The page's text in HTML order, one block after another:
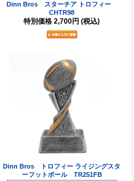
Dinn Bros スターチア トロフィー
CHTR98
特別価格 2,700円 (税込)
Dinn Bros トロフィー ライジングスタ
ーフットボール TR251FB